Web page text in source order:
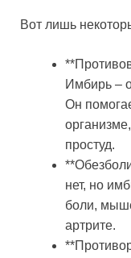
Вот лишь
Имбирь –
Он
простуд.
нет, но
боли,
артрите.